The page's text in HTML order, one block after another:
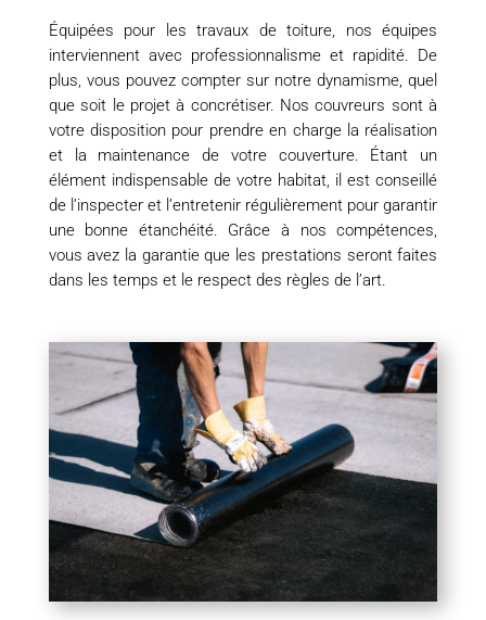
Équipées pour les travaux de toiture, nos équipes
interviennent avec professionnalisme et rapidité. De
plus, vous pouvez compter sur notre dynamisme, quel
que soit le projet à concrétiser. Nos couvreurs sont à
votre disposition pour prendre en charge la réalisation
et la maintenance de votre couverture. Étant un
élément indispensable de votre habitat, il est conseillé
de l’inspecter et l’entretenir régulièrement pour garantir
une bonne étanchéité. Grâce à nos compétences,
vous avez la garantie que les prestations seront faites
dans les temps et le respect des règles de l’art.